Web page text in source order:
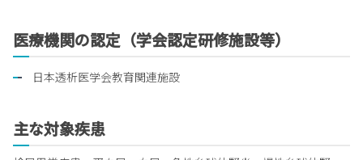
医療機関の認定（学会認定研修施設等）
日本透析医学会教育関連施設
主な対象疾患